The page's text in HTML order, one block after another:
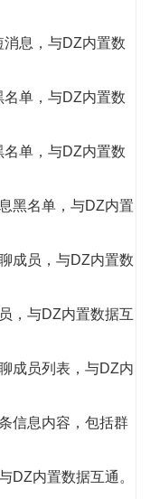
息，与DZ内置数
单，与DZ内置数
单，与DZ内置数
黑名单，与DZ内置
员，与DZ内置数
，与DZ内置数据互
成员列表，与DZ内
信息内容，包括群
DZ内置数据互通。